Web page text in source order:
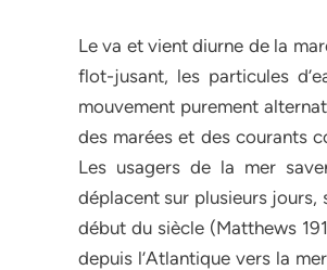
Le va et vient diurne de la
flot-jusant, les particules
mouvement purement
des marées et des courants
Les usagers de la mer
déplacent sur plusieurs jours,
début du siècle (Matthews
depuis l’Atlantique vers la